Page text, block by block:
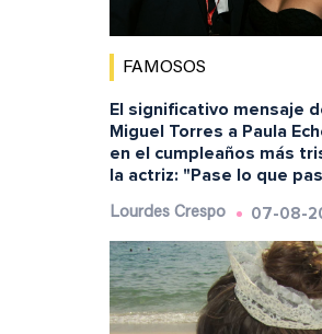
FAMOSOS
El significativo mensaje
Miguel Torres a Paula
en el cumpleaños más
la actriz: "Pase lo que
Lourdes Crespo 07-08-